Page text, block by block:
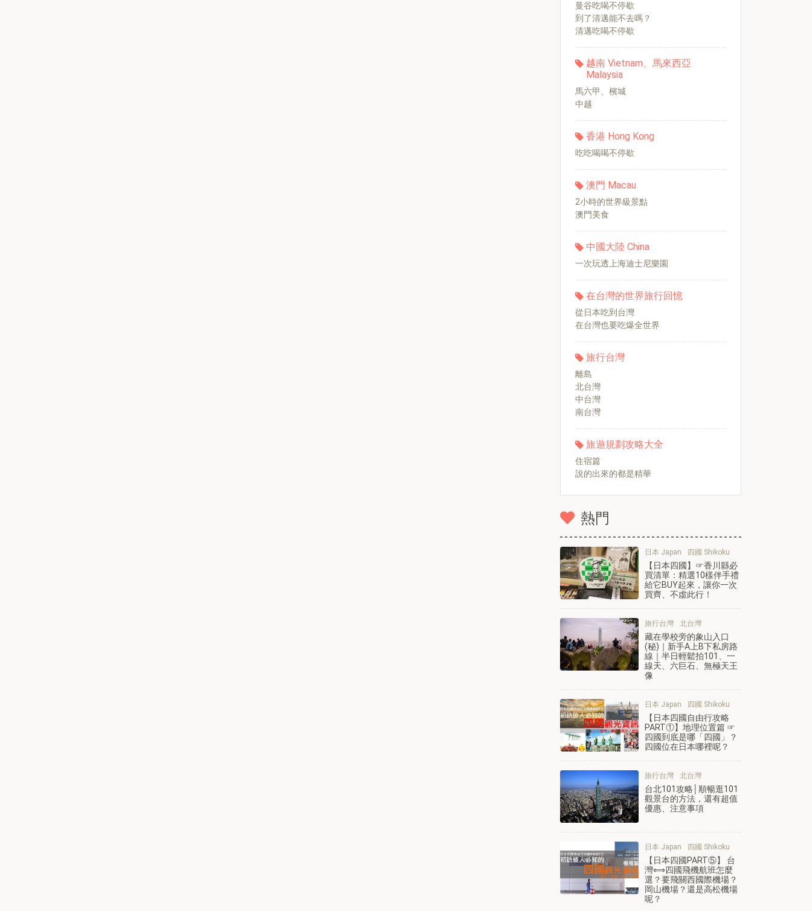
曼谷吃喝不停歇
到了清邁能不去嗎？
清邁吃喝不停歇
越南 Vietnam、馬來西亞
Malaysia
馬六甲、檳城
中越
香港 Hong Kong
吃吃喝喝不停歇
澳門 Macau
2小時的世界級景點
澳門美食
中國大陸 China
一次玩透上海迪士尼樂園
在台灣的世界旅行回憶
從日本吃到台灣
在台灣也要吃爆全世界
旅行台灣
離島
北台灣
中台灣
南台灣
旅遊規劃攻略大全
住宿篇
說的出來的都是精華
熱門
日本 Japan 四國 Shikoku
【日本四國】☞香川縣必
買清單：精選10樣伴手禮
給它BUY起來，讓你一次
買齊、不虛此行！
旅行台灣 北台灣
藏在學校旁的象山入口
(秘)｜新手A上B下私房路
線｜半日輕鬆拍101、一
線天、六巨石、無極天王
像
日本 Japan 四國 Shikoku
【日本四國自由行攻略
PART①】地理位置篇 ☞
四國到底是哪「四國」？
四國位在日本哪裡呢？
旅行台灣 北台灣
台北101攻略│順暢逛101
觀景台的方法，還有超值
優惠、注意事項
日本 Japan 四國 Shikoku
【日本四國PART⑤】 台
灣⟺四國飛機航班怎麼
選？要飛關西國際機場？
岡山機場？還是高松機場
呢？